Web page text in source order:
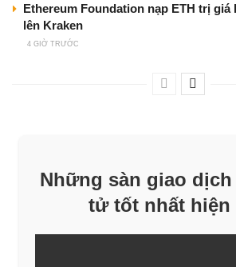
Ethereum Foundation nạp ETH trị giá
lên Kraken
4 GIỜ TRƯỚC
Những sàn giao
tử tốt nhất hiện